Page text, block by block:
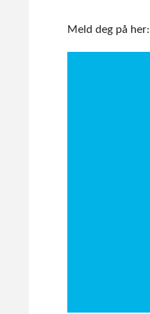
Meld deg på her: